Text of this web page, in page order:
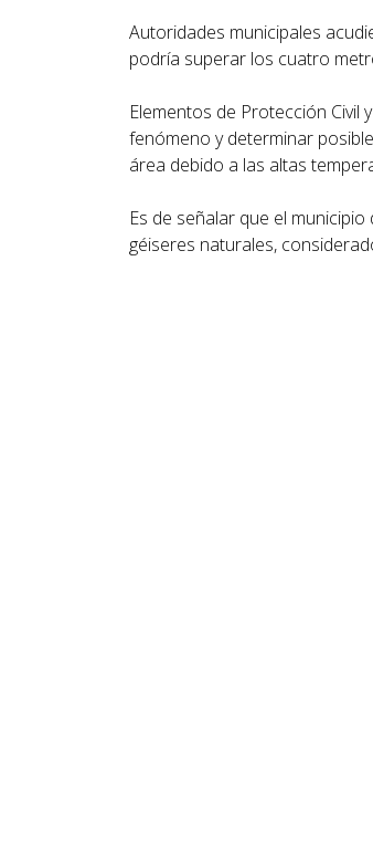
Autoridades municipales
podría superar los cuatro
Elementos de Protección Civil
fenómeno y determinar
área debido a las altas
Es de señalar que el
géiseres naturales,